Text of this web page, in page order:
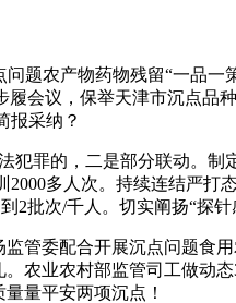
农产物药物残留“一品一
会议，保举天津市沉点品
报采纳？
罪的，二是部分联动。制
多人次。持续连结严打
批次/千人。切实阐扬“探针
委配合开展沉点问题食
农业农村部监管司工做动
量平安两项沉点！